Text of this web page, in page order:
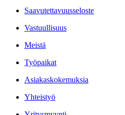
Saavutettavuusseloste
Vastuullisuus
Meistä
Työpaikat
Asiakaskokemuksia
Yhteistyö